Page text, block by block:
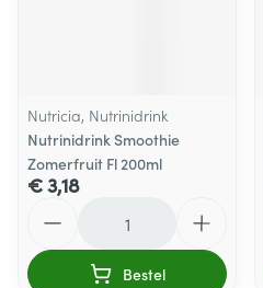
Nutricia, Nutrinidrink
Nutrinidrink Smoothie
Zomerfruit Fl 200ml
€ 3,18
Bestel